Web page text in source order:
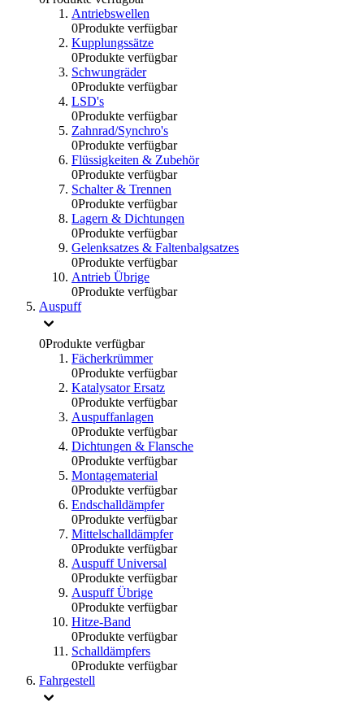
Antriebswellen
0Produkte verfügbar
Kupplungssätze
0Produkte verfügbar
Schwungräder
0Produkte verfügbar
LSD's
0Produkte verfügbar
Zahnrad/Synchro's
0Produkte verfügbar
Flüssigkeiten & Zubehör
0Produkte verfügbar
Schalter & Trennen
0Produkte verfügbar
Lagern & Dichtungen
0Produkte verfügbar
Gelenksatzes & Faltenbalgsatzes
0Produkte verfügbar
Antrieb Übrige
0Produkte verfügbar
Auspuff
0Produkte verfügbar
Fächerkrümmer
0Produkte verfügbar
Katalysator Ersatz
0Produkte verfügbar
Auspuffanlagen
0Produkte verfügbar
Dichtungen & Flansche
0Produkte verfügbar
Montagematerial
0Produkte verfügbar
Endschalldämpfer
0Produkte verfügbar
Mittelschalldämpfer
0Produkte verfügbar
Auspuff Universal
0Produkte verfügbar
Auspuff Übrige
0Produkte verfügbar
Hitze-Band
0Produkte verfügbar
Schalldämpfers
0Produkte verfügbar
Fahrgestell